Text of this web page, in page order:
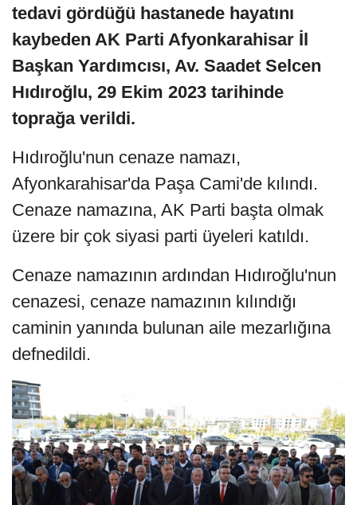
tedavi gördüğü hastanede hayatını
kaybeden AK Parti Afyonkarahisar İl
Başkan Yardımcısı, Av. Saadet Selcen
Hıdıroğlu, 29 Ekim 2023 tarihinde
toprağa verildi.
Hıdıroğlu'nun cenaze namazı,
Afyonkarahisar'da Paşa Cami'de kılındı.
Cenaze namazına, AK Parti başta olmak
üzere bir çok siyasi parti üyeleri katıldı.
Cenaze namazının ardından Hıdıroğlu'nun
cenazesi, cenaze namazının kılındığı
caminin yanında bulunan aile mezarlığına
defnedildi.